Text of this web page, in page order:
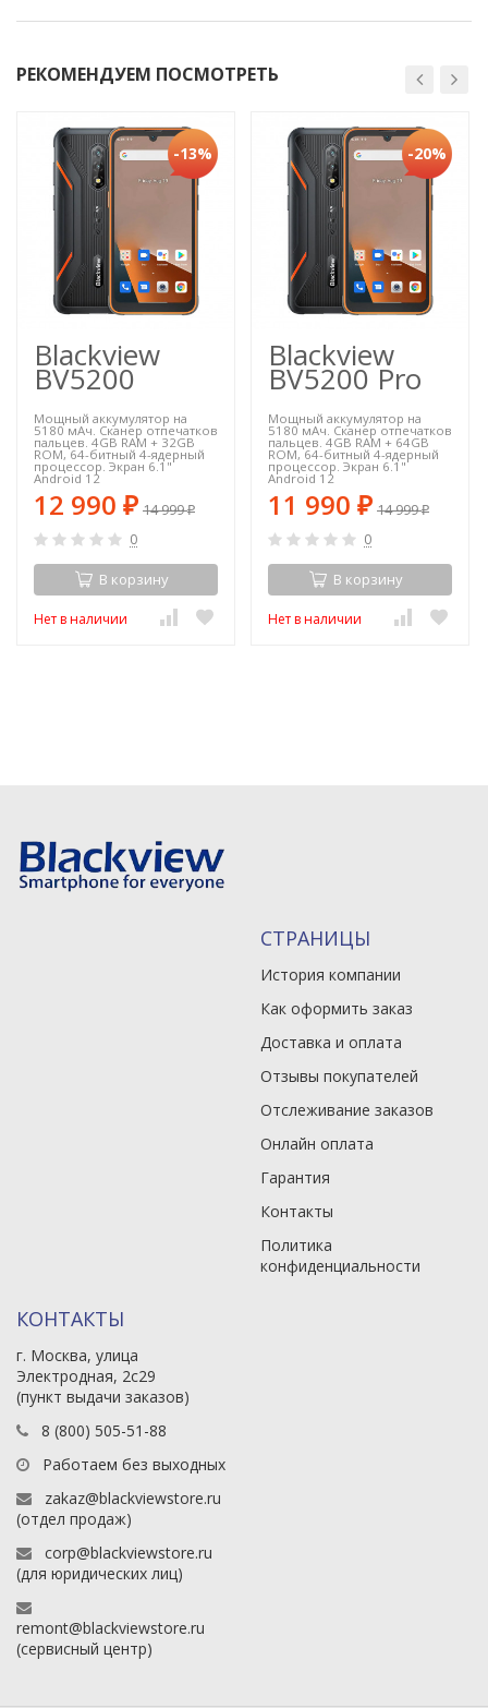
РЕКОМЕНДУЕМ ПОСМОТРЕТЬ
-13%
Blackview
BV5200
Мощный аккумулятор на
5180 мАч. Сканер отпечатков
пальцев. 4GB RAM + 32GB
ROM, 64-битный 4-ядерный
процессор. Экран 6.1"
Android 12
12 990 ₽ 14 999₽
0
В корзину
Нет в наличии
-20%
Blackview
BV5200 Pro
Мощный аккумулятор на
5180 мАч. Сканер отпечатков
пальцев. 4GB RAM + 64GB
ROM, 64-битный 4-ядерный
процессор. Экран 6.1"
Android 12
11 990 ₽ 14 999₽
0
В корзину
Нет в наличии
СТРАНИЦЫ
История компании
Как оформить заказ
Доставка и оплата
Отзывы покупателей
Отслеживание заказов
Онлайн оплата
Гарантия
Контакты
Политика
конфиденциальности
КОНТАКТЫ
г. Москва, улица
Электродная, 2с29
(пункт выдачи заказов)
8 (800) 505-51-88
Работаем без выходных
zakaz@blackviewstore.ru
(отдел продаж)
corp@blackviewstore.ru
(для юридических лиц)
remont@blackviewstore.ru
(сервисный центр)